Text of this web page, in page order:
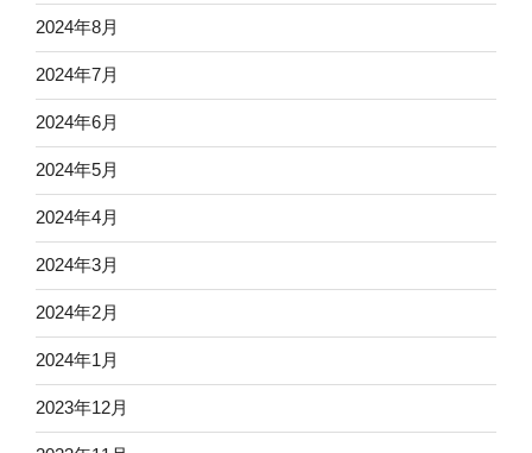
2024年8月
2024年7月
2024年6月
2024年5月
2024年4月
2024年3月
2024年2月
2024年1月
2023年12月